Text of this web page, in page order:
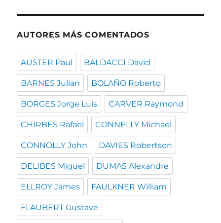
AUTORES MÁS COMENTADOS
AUSTER Paul BALDACCI David
BARNES Julian BOLAÑO Roberto
BORGES Jorge Luis CARVER Raymond
CHIRBES Rafael CONNELLY Michael
CONNOLLY John DAVIES Robertson
DELIBES Miguel DUMAS Alexandre
ELLROY James FAULKNER William
FLAUBERT Gustave